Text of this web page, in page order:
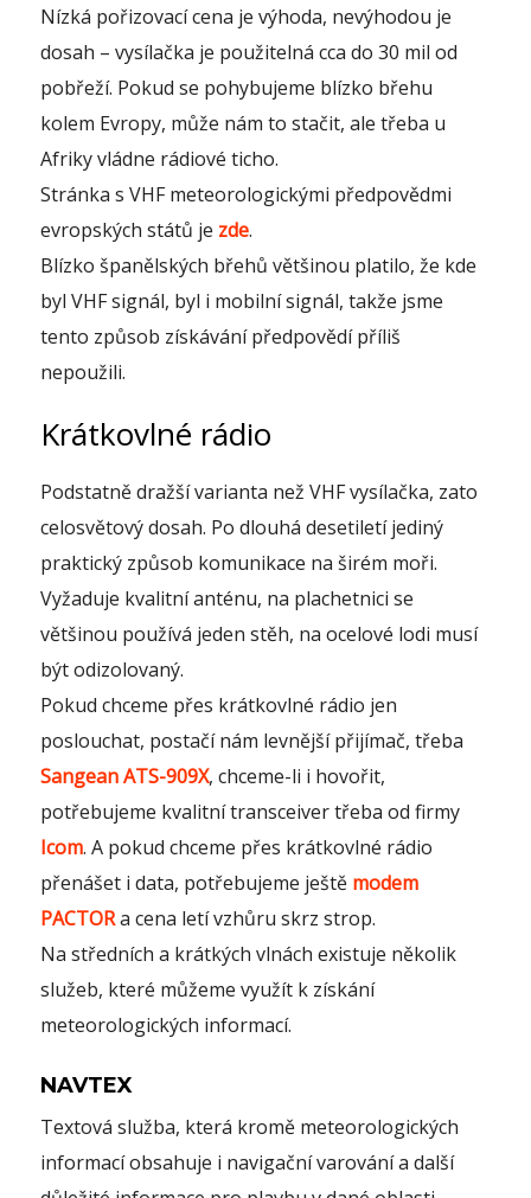
Nízká pořizovací cena je výhoda, nevýhodou je
dosah – vysílačka je použitelná cca do 30 mil od
pobřeží. Pokud se pohybujeme blízko břehu
kolem Evropy, může nám to stačit, ale třeba u
Afriky vládne rádiové ticho.
Stránka s VHF meteorologickými předpovědmi
evropských států je zde.
Blízko španělských břehů většinou platilo, že kde
byl VHF signál, byl i mobilní signál, takže jsme
tento způsob získávání předpovědí příliš
nepoužili.
Krátkovlné rádio
Podstatně dražší varianta než VHF vysílačka, zato
celosvětový dosah. Po dlouhá desetiletí jediný
praktický způsob komunikace na širém moři.
Vyžaduje kvalitní anténu, na plachetnici se
většinou používá jeden stěh, na ocelové lodi musí
být odizolovaný.
Pokud chceme přes krátkovlné rádio jen
poslouchat, postačí nám levnější přijímač, třeba
Sangean ATS-909X, chceme-li i hovořit,
potřebujeme kvalitní transceiver třeba od firmy
Icom. A pokud chceme přes krátkovlné rádio
přenášet i data, potřebujeme ještě modem
PACTORa cena letí vzhůru skrz strop.
Na středních a krátkých vlnách existuje několik
služeb, které můžeme využít k získání
meteorologických informací.
NAVTEX
Textová služba, která kromě meteorologických
informací obsahuje i navigační varování a další